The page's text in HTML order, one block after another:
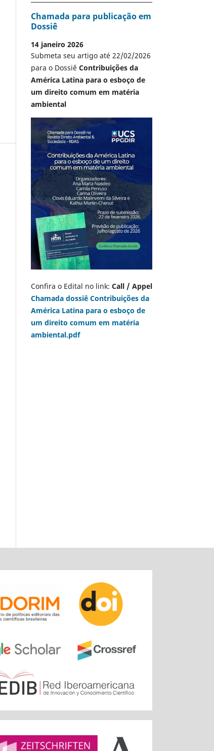
Chamada para publicação em
Dossiê
14 janeiro 2026
Submeta seu artigo até 22/02/2026
para o Dossiê Contribuições da
América Latina para o esboço de
um direito comum em matéria
ambiental
Confira o Edital no link: Call / Appel
Chamada dossiê Contribuições da
América Latina para o esboço de
um direito comum em matéria
ambiental.pdf